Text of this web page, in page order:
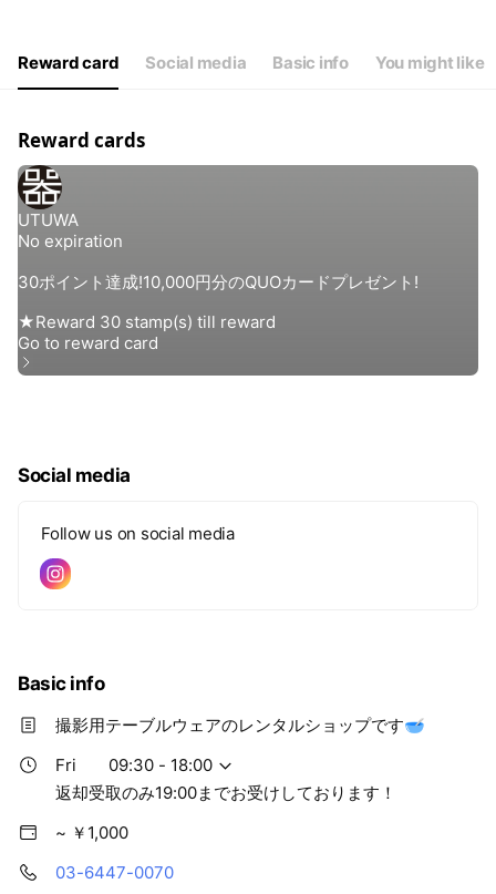
返却受取のみ19:00までお受けしております！
Reward card Social media Basic info You might like
Reward cards
Social media
Follow us on social media
Basic info
撮影用テーブルウェアのレンタルショップです🥣
Fri
09:30 - 18:00
返却受取のみ19:00までお受けしております！
~ ￥1,000
03-6447-0070